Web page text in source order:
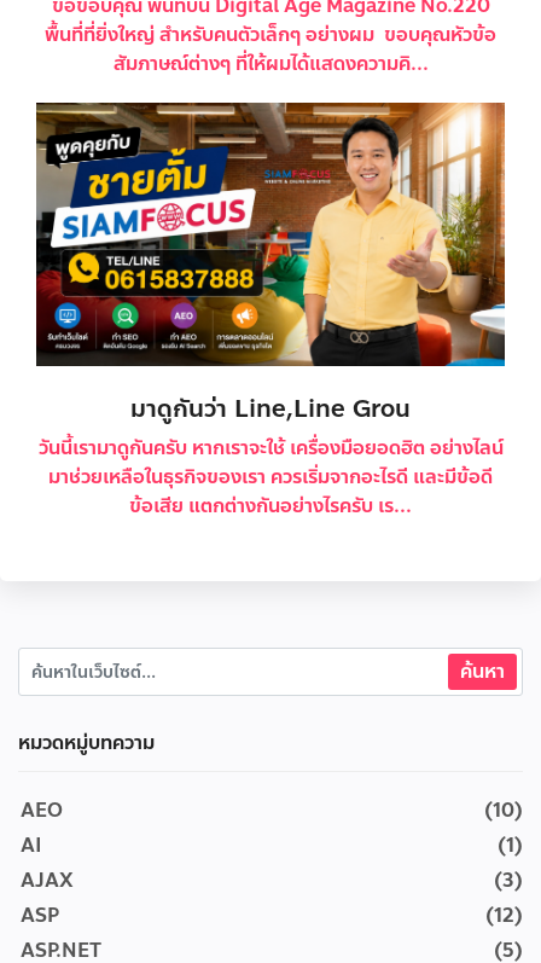
พื้นที่ที่ยิ่งใหญ่ สำหรับคนตัวเล็กๆ อย่างผม ขอบคุณหัวข้อ
สัมภาษณ์ต่างๆ ที่ให้ผมได้แสดงความคิ...
มาดูกันว่า Line,Line Grou
วันนี้เรามาดูกันครับ หากเราจะใช้ เครื่องมือยอดฮิต อย่างไลน์
มาช่วยเหลือในธุรกิจของเรา ควรเริ่มจากอะไรดี และมีข้อดี
ข้อเสีย แตกต่างกันอย่างไรครับ เร...
หมวดหมู่บทความ
AEO
(10)
AI
(1)
AJAX
(3)
ASP
(12)
ASP.NET
(5)